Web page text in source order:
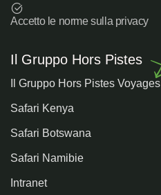
Accetto le norme sulla privacy
Il Gruppo Hors Pistes
Il Gruppo Hors Pistes Voyages
Safari Kenya
Safari Botswana
Safari Namibie
Intranet